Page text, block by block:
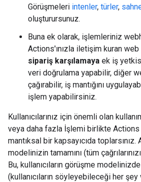
Görüşmeleri intenler, türler,
oluşturursunuz.
Buna ek olarak, işlemleriniz
Actions'ınızla iletişim kuran
sipariş karşılamaya ek iş
veri doğrulama yapabilir, diğer
çağırabilir, iş mantığını
işlem yapabilirsiniz.
Kullanıcılarınız için önemli olan
veya daha fazla İşlemi birlikte Actions
mantıksal bir kapsayıcıda
modelinizin tamamını (tüm
Bu, kullanıcıların görüşme
(kullanıcıların söyleyebileceği her şey